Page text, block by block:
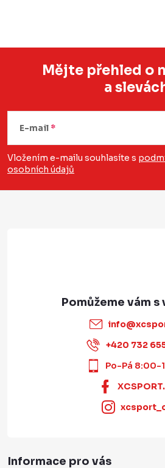
á
a
Mějte přehled o
a
E-mail
Vložením e-mailu souhlasíte s
osobních údajů
info@
+420 732
Po-Pá 8:00-
Informace pro vás